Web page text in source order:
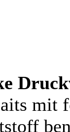
mit